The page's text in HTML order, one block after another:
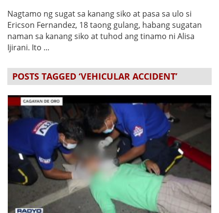
Nagtamo ng sugat sa kanang siko at pasa sa ulo si
Ericson Fernandez, 18 taong gulang, habang sugatan
naman sa kanang siko at tuhod ang tinamo ni Alisa
Ijirani. Ito ...
POSTS TAGGED ‘VEHICULAR ACCIDENT’